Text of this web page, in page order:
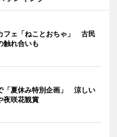
フェ「ねことおちゃ」 古民
触れ合いも
「夏休み特別企画」 涼しい
夜咲花観賞